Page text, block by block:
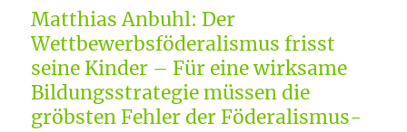
Matthias Anbuhl: Der
Wettbewerbsföderalismus frisst
seine Kinder – Für eine wirksame
Bildungsstrategie müssen die
gröbsten Fehler der Föderalismus-